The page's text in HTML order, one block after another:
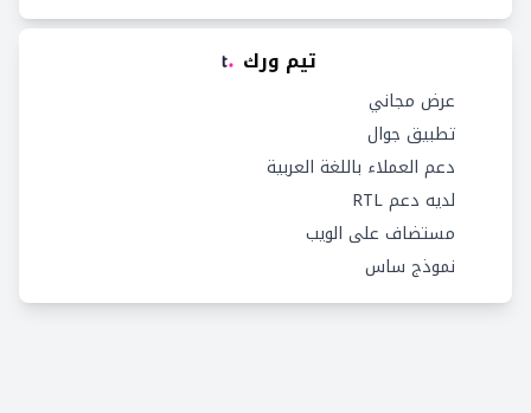
تيم ورك
عرض مجاني
تطبيق جوال
دعم العملاء باللغة العربية
لديه دعم RTL
مستضاف على الويب
نموذج ساس